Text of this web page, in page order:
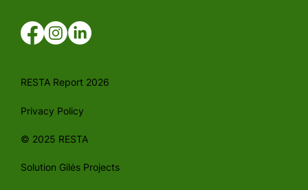
RESTA Report 2026
Privacy Policy
© 2025 RESTA
Solution Gilės Projects